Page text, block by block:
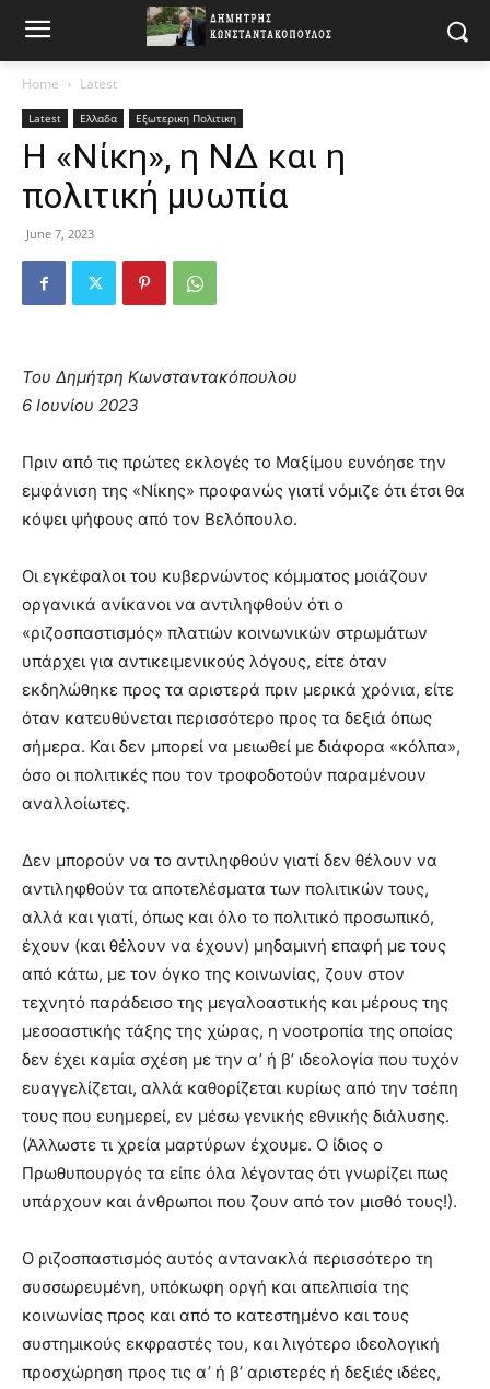
Home Latest
Latest Ελλαδα Εξωτερικη Πολιτικη
Η «Νίκη», η ΝΔ και η
πολιτική μυωπία
June 7, 2023
Του Δημήτρη Κωνσταντακόπουλου
6 Ιουνίου 2023
Πριν από τις πρώτες εκλογές το Μαξίμου ευνόησε την
εμφάνιση της «Νίκης» προφανώς γιατί νόμιζε ότι έτσι θα
κόψει ψήφους από τον Βελόπουλο.
Οι εγκέφαλοι του κυβερνώντος κόμματος μοιάζουν
οργανικά ανίκανοι να αντιληφθούν ότι ο
«ριζοσπαστισμός» πλατιών κοινωνικών στρωμάτων
υπάρχει για αντικειμενικούς λόγους, είτε όταν
εκδηλώθηκε προς τα αριστερά πριν μερικά χρόνια, είτε
όταν κατευθύνεται περισσότερο προς τα δεξιά όπως
σήμερα. Και δεν μπορεί να μειωθεί με διάφορα «κόλπα»,
όσο οι πολιτικές που τον τροφοδοτούν παραμένουν
αναλλοίωτες.
Δεν μπορούν να το αντιληφθούν γιατί δεν θέλουν να
αντιληφθούν τα αποτελέσματα των πολιτικών τους,
αλλά και γιατί, όπως και όλο το πολιτικό προσωπικό,
έχουν (και θέλουν να έχουν) μηδαμινή επαφή με τους
από κάτω, με τον όγκο της κοινωνίας, ζουν στον
τεχνητό παράδεισο της μεγαλοαστικής και μέρους της
μεσοαστικής τάξης της χώρας, η νοοτροπία της οποίας
δεν έχει καμία σχέση με την α’ ή β’ ιδεολογία που τυχόν
ευαγγελίζεται, αλλά καθορίζεται κυρίως από την τσέπη
τους που ευημερεί, εν μέσω γενικής εθνικής διάλυσης.
(Άλλωστε τι χρεία μαρτύρων έχουμε. Ο ίδιος ο
Πρωθυπουργός τα είπε όλα λέγοντας ότι γνωρίζει πως
υπάρχουν και άνθρωποι που ζουν από τον μισθό τους!).
Ο ριζοσπαστισμός αυτός αντανακλά περισσότερο τη
συσσωρευμένη, υπόκωφη οργή και απελπισία της
κοινωνίας προς και από το κατεστημένο και τους
συστημικούς εκφραστές του, και λιγότερο ιδεολογική
προσχώρηση προς τις α’ ή β’ αριστερές ή δεξιές ιδέες,